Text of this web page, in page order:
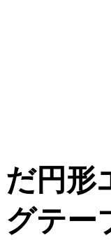
だ円形
グテー